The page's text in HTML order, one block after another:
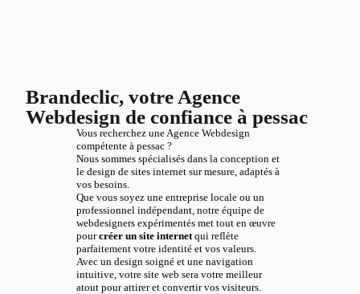
Brandeclic, votre Agence
Webdesign de confiance à pessac
Vous recherchez une Agence Webdesign
compétente à pessac ?
Nous sommes spécialisés dans la conception et
le design de sites internet sur mesure, adaptés à
vos besoins.
Que vous soyez une entreprise locale ou un
professionnel indépendant, notre équipe de
webdesigners expérimentés met tout en œuvre
pourcréer un site internetqui reflète
parfaitement votre identité et vos valeurs.
Avec un design soigné et une navigation
intuitive, votre site web sera votre meilleur
atout pour attirer et convertir vos visiteurs.